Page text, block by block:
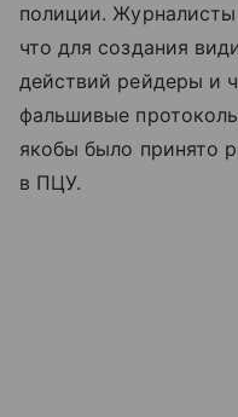
полиции.
что для создания
действий рейдеры и
фальшивые
якобы было принято
в ПЦУ.